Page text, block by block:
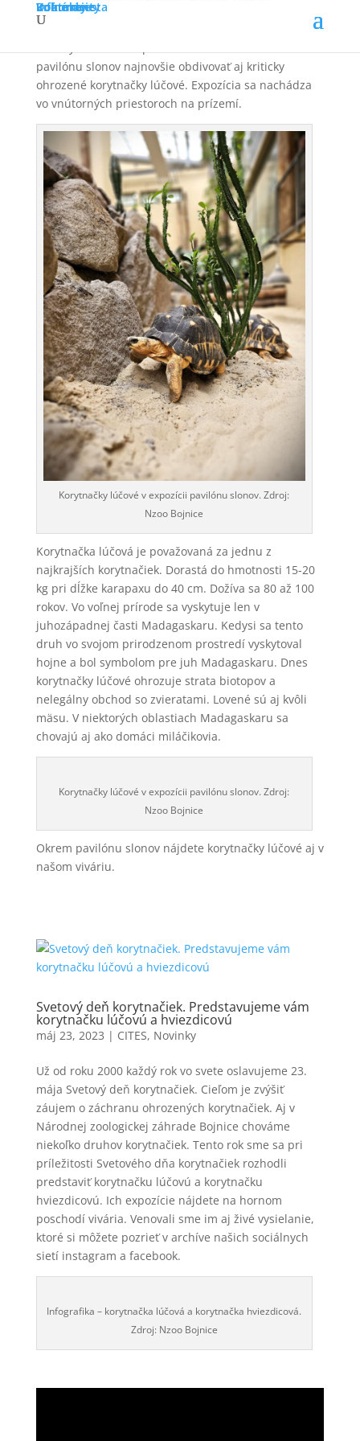
Dokumenty
Voľné miesta
Informácie
Kontakty
máj 26, 2025|
pavilónu slonov najnovšie obdivovať aj kriticky
ohrozené korytnačky lúčové. Expozícia sa nachádza
vo vnútorných priestoroch na prízemí.
Korytnačky lúčové v expozícii pavilónu slonov. Zdroj:
Nzoo Bojnice
Korytnačka lúčová je považovaná za jednu z
najkrajších korytnačiek. Dorastá do hmotnosti 15-20
kg pri dĺžke karapaxu do 40 cm. Dožíva sa 80 až 100
rokov. Vo voľnej prírode sa vyskytuje len v
juhozápadnej časti Madagaskaru. Kedysi sa tento
druh vo svojom prirodzenom prostredí vyskytoval
hojne a bol symbolom pre juh Madagaskaru. Dnes
korytnačky lúčové ohrozuje strata biotopov a
nelegálny obchod so zvieratami. Lovené sú aj kvôli
mäsu. V niektorých oblastiach Madagaskaru sa
chovajú aj ako domáci miláčikovia.
Korytnačky lúčové v expozícii pavilónu slonov. Zdroj:
Nzoo Bojnice
Okrem pavilónu slonov nájdete korytnačky lúčové aj v
našom viváriu.
Svetový deň korytnačiek. Predstavujeme vám
korytnačku lúčovú a hviezdicovú
máj 23, 2023 | CITES, Novinky
Už od roku 2000 každý rok vo svete oslavujeme 23.
mája Svetový deň korytnačiek. Cieľom je zvýšiť
záujem o záchranu ohrozených korytnačiek. Aj v
Národnej zoologickej záhrade Bojnice chováme
niekoľko druhov korytnačiek. Tento rok sme sa pri
príležitosti Svetového dňa korytnačiek rozhodli
predstaviť korytnačku lúčovú a korytnačku
hviezdicovú. Ich expozície nájdete na hornom
poschodí vivária. Venovali sme im aj živé vysielanie,
ktoré si môžete pozrieť v archíve našich sociálnych
sietí instagram a facebook.
Infografika – korytnačka lúčová a korytnačka hviezdicová.
Zdroj: Nzoo Bojnice